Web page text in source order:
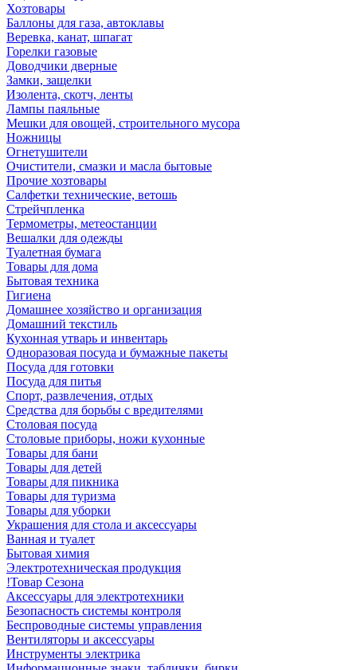
Хозтовары
Баллоны для газа, автоклавы
Веревка, канат, шпагат
Горелки газовые
Доводчики дверные
Замки, защелки
Изолента, скотч, ленты
Лампы паяльные
Мешки для овощей, строительного мусора
Ножницы
Огнетушители
Очистители, смазки и масла бытовые
Прочие хозтовары
Салфетки технические, ветошь
Стрейчпленка
Термометры, метеостанции
Вешалки для одежды
Туалетная бумага
Товары для дома
Бытовая техника
Гигиена
Домашнее хозяйство и организация
Домашний текстиль
Кухонная утварь и инвентарь
Одноразовая посуда и бумажные пакеты
Посуда для готовки
Посуда для питья
Спорт, развлечения, отдых
Средства для борьбы с вредителями
Столовая посуда
Столовые приборы, ножи кухонные
Товары для бани
Товары для детей
Товары для пикника
Товары для туризма
Товары для уборки
Украшения для стола и аксессуары
Ванная и туалет
Бытовая химия
Электротехническая продукция
!Товар Сезона
Аксессуары для электротехники
Безопасность системы контроля
Беспроводные системы управления
Вентиляторы и аксессуары
Инструменты электрика